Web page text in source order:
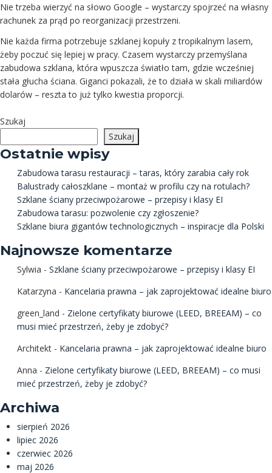
Nie trzeba wierzyć na słowo Google – wystarczy spojrzeć na własny
rachunek za prąd po reorganizacji przestrzeni.
Nie każda firma potrzebuje szklanej kopuły z tropikalnym lasem,
żeby poczuć się lepiej w pracy. Czasem wystarczy przemyślana
zabudowa szklana, która wpuszcza światło tam, gdzie wcześniej
stała głucha ściana. Giganci pokazali, że to działa w skali miliardów
dolarów – reszta to już tylko kwestia proporcji.
Szukaj
Szukaj
Ostatnie wpisy
Zabudowa tarasu restauracji – taras, który zarabia cały rok
Balustrady całoszklane – montaż w profilu czy na rotulach?
Szklane ściany przeciwpożarowe – przepisy i klasy EI
Zabudowa tarasu: pozwolenie czy zgłoszenie?
Szklane biura gigantów technologicznych – inspiracje dla Polski
Najnowsze komentarze
Sylwia - Szklane ściany przeciwpożarowe – przepisy i klasy EI
Katarzyna - Kancelaria prawna – jak zaprojektować idealne biuro
green_land - Zielone certyfikaty biurowe (LEED, BREEAM) – co
musi mieć przestrzeń, żeby je zdobyć?
Architekt - Kancelaria prawna – jak zaprojektować idealne biuro
Anna - Zielone certyfikaty biurowe (LEED, BREEAM) – co musi
mieć przestrzeń, żeby je zdobyć?
Archiwa
sierpień 2026
lipiec 2026
czerwiec 2026
maj 2026